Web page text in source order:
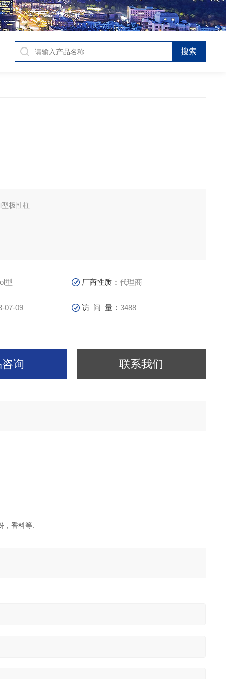
型极性柱
型 厂商性质：代理商
07-09 访 问 量：3488
询 联系我们
，香料等.